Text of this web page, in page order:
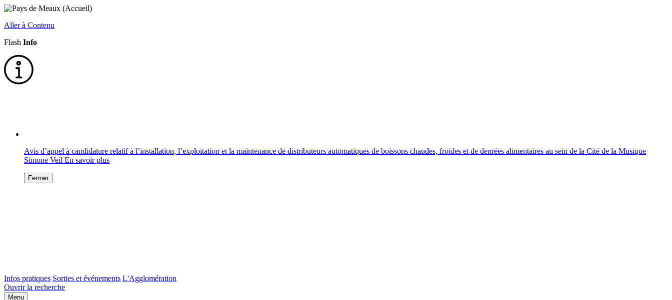
Aller à Contenu
Flash Info
Avis d’appel à candidature relatif à l’installation, l’exploitation et la maintenance de distributeurs automatiques de boissons chaudes, froides et de denrées alimentaires au sein de la Cité de la Musique
Simone Veil En savoir plus
Fermer
Infos pratiques Sorties et événements L'Agglomération
Ouvrir la recherche
Menu